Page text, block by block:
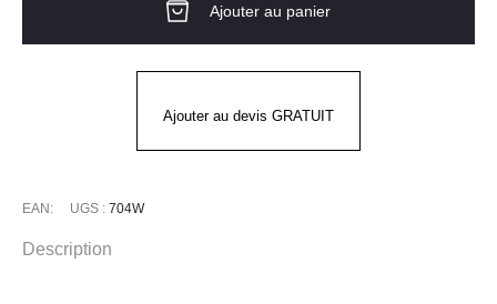
Ajouter au panier
Ajouter au devis GRATUIT
EAN: UGS : 704W
Description